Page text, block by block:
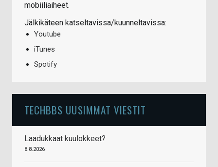
mobiiliaiheet.
Jälkikäteen katseltavissa/kuunneltavissa:
Youtube
iTunes
Spotify
TECHBBS UUSIMMAT VIESTIT
Laadukkaat kuulokkeet?
8.8.2026